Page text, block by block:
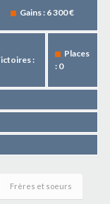
Gains : 6 300 €
:
Places
: 0
Frères et soeurs